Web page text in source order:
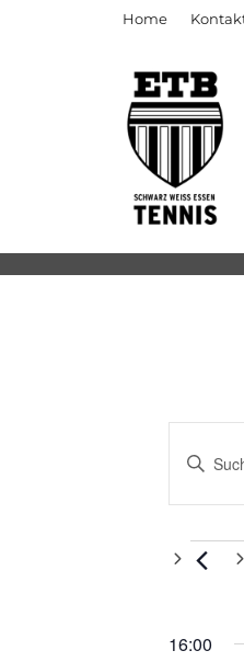
Home
und
Bitte
nach
16:00